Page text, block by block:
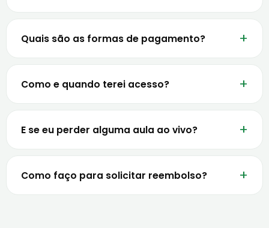
Quais são as formas de pagamento?
Como e quando terei acesso?
E se eu perder alguma aula ao vivo?
Como faço para solicitar reembolso?